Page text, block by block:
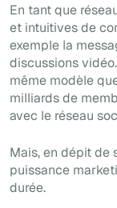
En tant que
et intuitives de
exemple la
discussions
même modèle
milliards de
avec le réseau
Mais, en dépit de
puissance
durée.